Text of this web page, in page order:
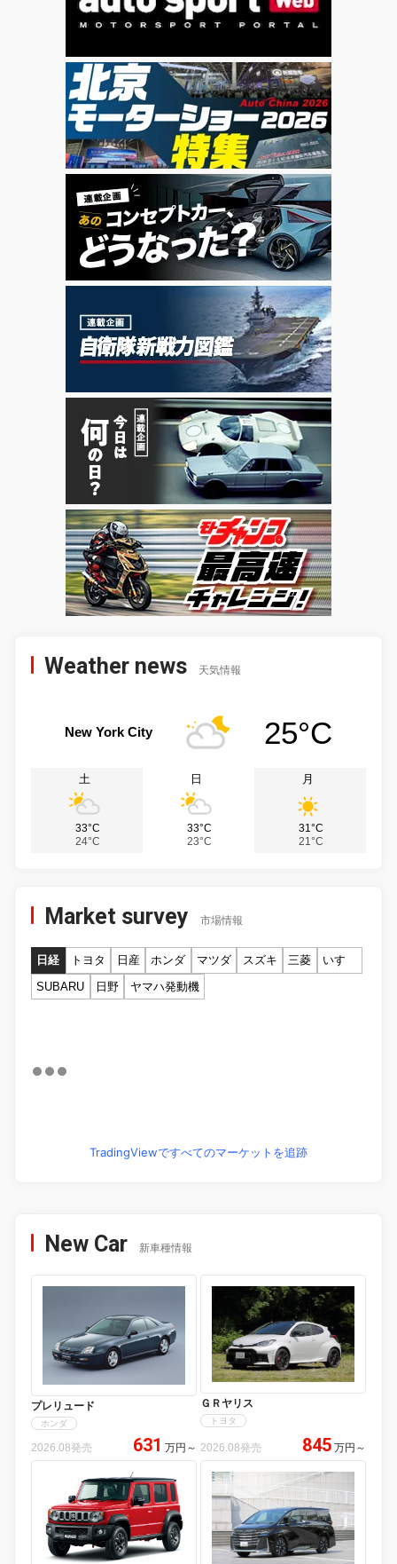
Weather news 天気情報
New York City 25°C
土
33°C
24°C
日
33°C
23°C
月
31°C
21°C
Market survey 市場情報
日経 トヨタ 日産 ホンダ マツダ スズキ 三菱
いすゞ
SUBARU
日野 ヤマハ発動機
TradingViewですべてのマーケットを追跡
New Car 新車種情報
プレリュード
ホンダ
2026.08発売 631 万円 ～
ＧＲヤリス
トヨタ
2026.08発売 845 万円 ～